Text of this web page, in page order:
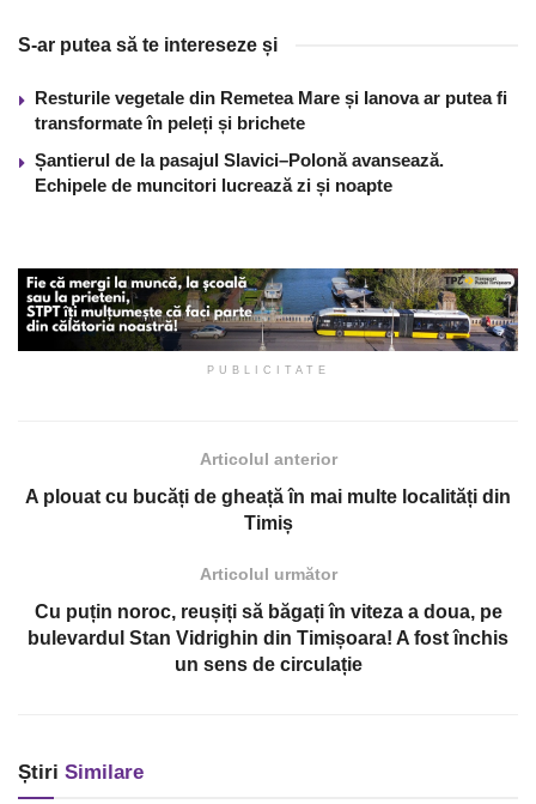
S-ar putea să te intereseze și
Resturile vegetale din Remetea Mare și Ianova ar putea fi
transformate în peleți și brichete
Șantierul de la pasajul Slavici–Polonă avansează.
Echipele de muncitori lucrează zi și noapte
PUBLICITATE
Articolul anterior
A plouat cu bucăți de gheață în mai multe localități din
Timiș
Articolul următor
Cu puțin noroc, reușiți să băgați în viteza a doua, pe
bulevardul Stan Vidrighin din Timișoara! A fost închis
un sens de circulație
Știri Similare